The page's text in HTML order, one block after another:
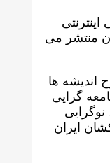
منتشر می
ها
گرايی
نوگرايی
ايران